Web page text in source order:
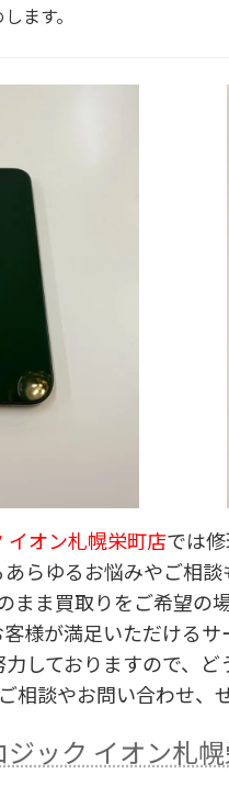
ます。
イオン札幌栄町店では
らゆるお悩みやご相談
まま買取りをご希望の
客様が満足いただけるサ
力しておりますので、ど
相談やお問い合わせ、
ジック イオン札